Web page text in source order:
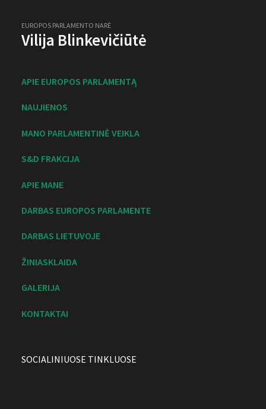
EUROPOS PARLAMENTO NARĖ
Vilija Blinkevičiūtė
APIE EUROPOS PARLAMENTĄ
NAUJIENOS
MANO PARLAMENTINĖ VEIKLA
S&D FRAKCIJA
APIE MANE
DARBAS EUROPOS PARLAMENTE
DARBAS LIETUVOJE
ŽINIASKLAIDA
GALERIJA
KONTAKTAI
SOCIALINIUOSE TINKLUOSE